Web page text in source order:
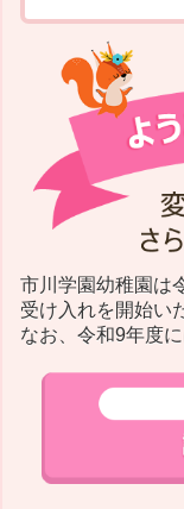
市川学園幼稚園は
受け入れを開始い
なお、令和9年度